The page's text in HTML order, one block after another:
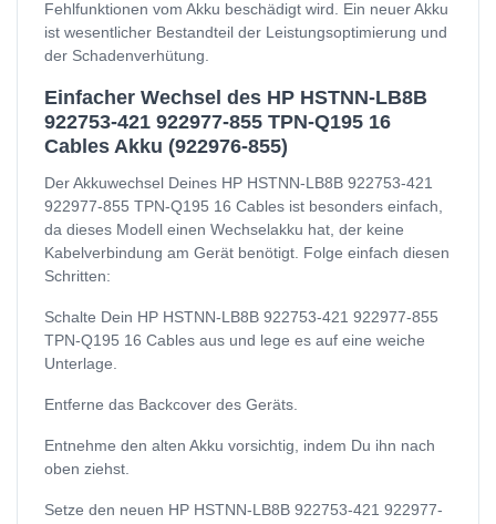
Fehlfunktionen vom Akku beschädigt wird. Ein neuer Akku
ist wesentlicher Bestandteil der Leistungsoptimierung und
der Schadenverhütung.
Einfacher Wechsel des HP HSTNN-LB8B
922753-421 922977-855 TPN-Q195 16
Cables Akku (922976-855)
Der Akkuwechsel Deines HP HSTNN-LB8B 922753-421
922977-855 TPN-Q195 16 Cables ist besonders einfach,
da dieses Modell einen Wechselakku hat, der keine
Kabelverbindung am Gerät benötigt. Folge einfach diesen
Schritten:
Schalte Dein HP HSTNN-LB8B 922753-421 922977-855
TPN-Q195 16 Cables aus und lege es auf eine weiche
Unterlage.
Entferne das Backcover des Geräts.
Entnehme den alten Akku vorsichtig, indem Du ihn nach
oben ziehst.
Setze den neuen HP HSTNN-LB8B 922753-421 922977-